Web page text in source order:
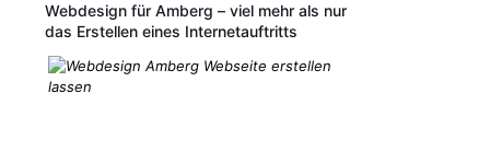
Webdesign für Amberg – viel mehr als nur
das Erstellen eines Internetauftritts